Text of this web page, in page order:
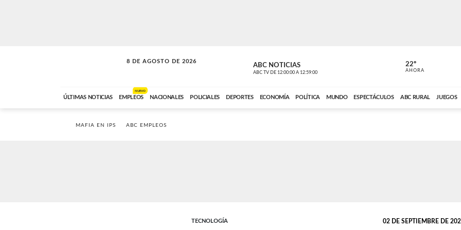
8 DE AGOSTO DE 2026
SOLO MÚSICA ABC NOTICIAS
ABC TV DE 12:00:00 A 12:59:00 ABC CARDINAL
22º
AHORA
ÚLTIMAS NOTICIAS EMPLEOS
NUEVO
NACIONALES POLICIALES DEPORTES ECONOMÍA POLÍTICA MUNDO ESPECTÁCULOS ABC RURAL JUEGOS
MAFIA EN IPS ABC EMPLEOS
TECNOLOGÍA 02 DE SEPTIEMBRE DE